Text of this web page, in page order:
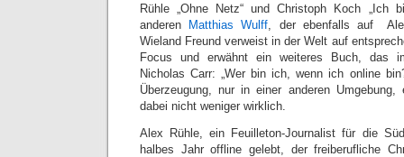
Rühle „Ohne Netz“ und Christoph Koch „Ich
anderen Matthias Wulff , der ebenfalls auf
Wieland Freund verweist in der Welt auf
Focus und erwähnt ein weiteres Buch, das
Nicholas Carr: „Wer bin ich, wenn ich online
Überzeugung, nur in einer anderen Umgebung,
dabei nicht weniger wirklich.
Alex Rühle, ein Feuilleton-Journalist für die
halbes Jahr offline gelebt, der freiberufliche